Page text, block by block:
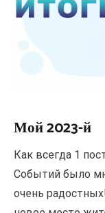
Мой 2023-й
Как всегда 1
Событий было
очень